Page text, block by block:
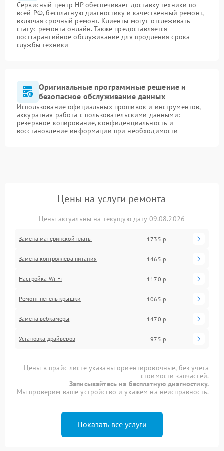
Сервисный центр HP обеспечивает доставку техники по
всей РФ, бесплатную диагностику и качественный ремонт,
включая срочный ремонт. Клиенты могут отслеживать
статус ремонта онлайн. Также предоставляется
постгарантийное обслуживание для продления срока
службы техники
Оригинальные программные решение и
безопасное обслуживание данных
Использование официальных прошивок и инструментов,
аккуратная работа с пользовательскими данными:
резервное копирование, конфиденциальность и
восстановление информации при необходимости
Цены на услуги ремонта
Цены актуальны на текущую дату 09.08.2026
Замена материнской платы 1735 р
Замена контроллера питания 1465 р
Настройка Wi-Fi 1170 р
Ремонт петель крышки 1065 р
Замена вебкамеры 1470 р
Установка драйверов 975 р
Цены в прайс-листе указаны ориентировочные, без учета
стоимости запчастей.
Записывайтесь на бесплатную диагностику.
Мы проверим ваше устройство и укажем на неисправность.
Показать все услуги